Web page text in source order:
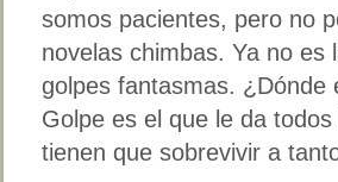
somos pacientes, pero no
novelas chimbas. Ya no
golpes fantasmas. ¿Dónde
Golpe es el que le da
tienen que sobrevivir a